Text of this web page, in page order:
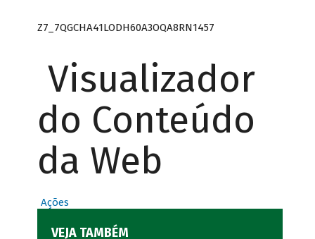
Z7_7QGCHA41LODH60A3OQA8RN1457
Visualizador
do Conteúdo
da Web
Ações
VEJA TAMBÉM